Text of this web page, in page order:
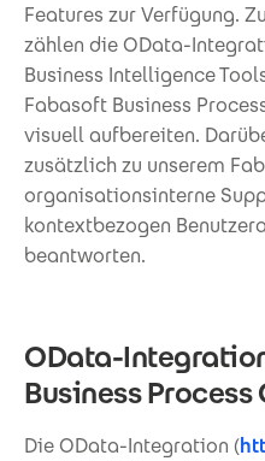
Features zur Verfügung.
zählen die OData-
Business Intelligence
Fabasoft Business
visuell aufbereiten.
zusätzlich zu unserem
organisationsinterne
kontextbezogen
beantworten.
OData-
Business Process
Die OData-Integration (